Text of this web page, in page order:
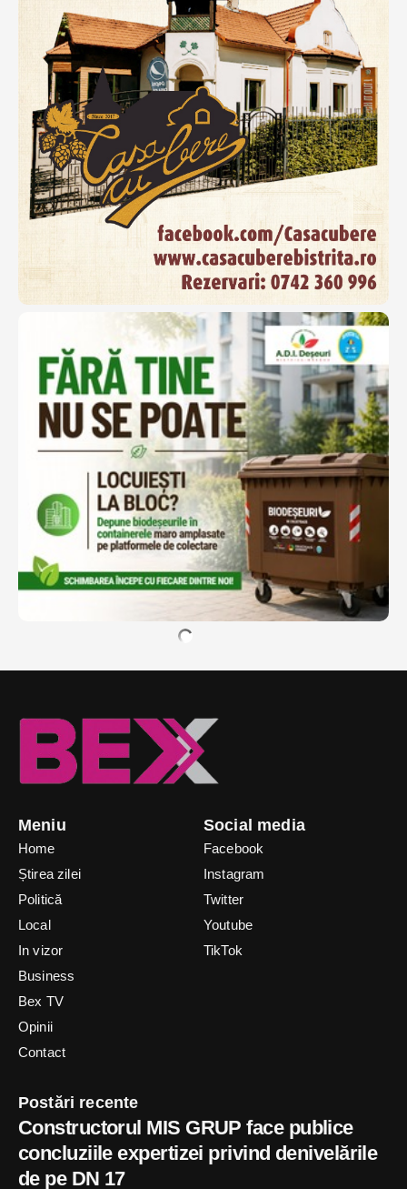
Meniu
Home
Știrea zilei
Politică
Local
In vizor
Business
Bex TV
Opinii
Contact
Social media
Facebook
Instagram
Twitter
Youtube
TikTok
Postări recente
Constructorul MIS GRUP face publice
concluziile expertizei privind denivelările
de pe DN 17